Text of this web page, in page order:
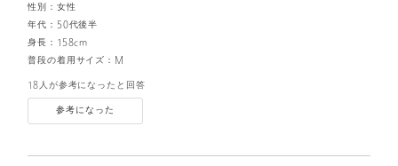
性別： 女性
年代： 50代後半
身長： 158cm
普段の着用サイズ： M
18人が参考になったと回答
参考になった